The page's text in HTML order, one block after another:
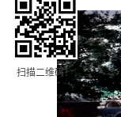
扫描二维码！